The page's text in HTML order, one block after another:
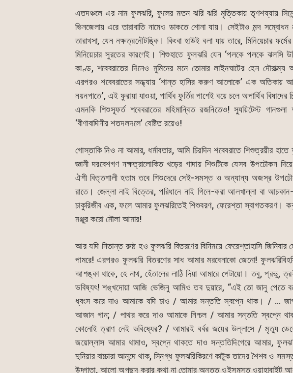
এতদঞ্চলে এর নাম ফুলঝরি, ফুলের মতন ঝরি ঝরি মৃত্তিকায় তৃণশয্যায়
ভিনজেলায় এরে তারাবাতি নামেও ডাকতে শোনা যায়। সেইটাও মন্দ
তারাখসা, যেন নক্ষত্রনৌটঙ্কি। কিংবা হাউই বলা যায় তারে, মিনিয়েচার
মিনিয়েচার সুরতের কারণেই। শিশুহাতে ফুলঝরি যেন ‘পলকে পলকে ঝলসি
কাণ্ড, শবেবরাতের দিনেও মুমিনের মনে তোমার লাইনঘাটের হেন দৌরাত্ম্য
এরপরও শবেবরাতের সন্ধ্যায় ‘শান্ত হাসির করুণ আলোকে’ এক অতিকায়
নয়নপাতে’, এই ফুরায়া যাওয়া, পার্থিব ফুর্তির পাশেই বয়ে চলে অপার্থিব
এমনকি শিশুস্ফূর্ত শবেবরাতের মহিমান্বিত রজনিতেও! স্যুয়িটেস্ট
‘বীণাবাদিনীর শতদলদলে’ বেষ্টিত রয়েও!
গোস্তাকি নিও না আমার, ধর্মাবতার, আমি চিরদিন শবেবরাতে শিশুত্রয়ীর
জ্ঞানী দরবেশগণ নক্ষত্রালোকিত খড়ের গাদায় শিশুটিকে যেসব উপঢৌকন
ঐশী বিত্তশালী হতাম তবে শিশুদেরে সেই-সমস্ত ও অন্যান্য অজস্র
রাতে। জেল্লা নাই বিত্তের, পরিধানে নাই গিলে-করা আলখাল্লা বা আচকান-
চাকুরিজীব এক, ফলে আমার ফুলঝরিতেই শিশুবরণ, ফেরেশ্তা স্বাগতকরণ।
মঞ্জুর করো মৌলা আমার!
আর যদি নিতান্ত রুষ্ঠ হও ফুলঝরি বিতরণের বিনিময়ে ফেরেশ্তাহাসি
পামরে! এরপরও ফুলঝরি বিতরণের সাধ আমার মরবেনাকো জেনো!
আশঙ্কা থাকে, হে নাথ, হেঁতালের লাঠি দিয়া আমারে পেটায়ো। তবু, প্রভু,
ভবিষ্যৎ! শঙ্খদোয়া আজি ভেজিনু আমিও তব দুয়ারে, “এই তো জানু
ধ্বংস করে দাও আমাকে যদি চাও / আমার সন্ততি স্বপ্নে থাক। / …
আজান গান; / পাথর করে দাও আমাকে নিশ্চল / আমার সন্ততি স্বপ্নে
কোনোই ত্রাণ নেই ভবিষ্যের? / আমারই বর্বর জয়ের উল্লাসে / মৃত্যু
জয়োল্লাস আমার থামাও, স্বপ্নে থাকতে দাও সন্ততিদিগেরে আমার,
দুনিয়ার বাচ্চারা আনন্দে থাক, স্নিগ্ধ ফুলঝরিকিরণে কাটুক তাদের শৈশব ও
উদ্গাতা, আলো অপছন্দ করার কথা না তোমার অন্তত ওইসমস্ত ওয়াহাবাইট আর